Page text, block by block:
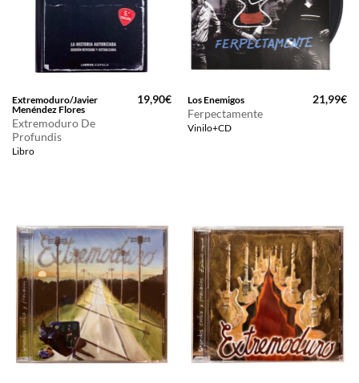
Extremoduro/Javier
Menéndez Flores
Extremoduro De
Profundis
Libro
19,90€ Los Enemigos
Ferpectamente
Vinilo+CD
21,99€